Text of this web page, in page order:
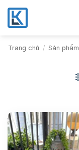
Bỏ
qua
nội
dungTrang chủ / Sản phẩm